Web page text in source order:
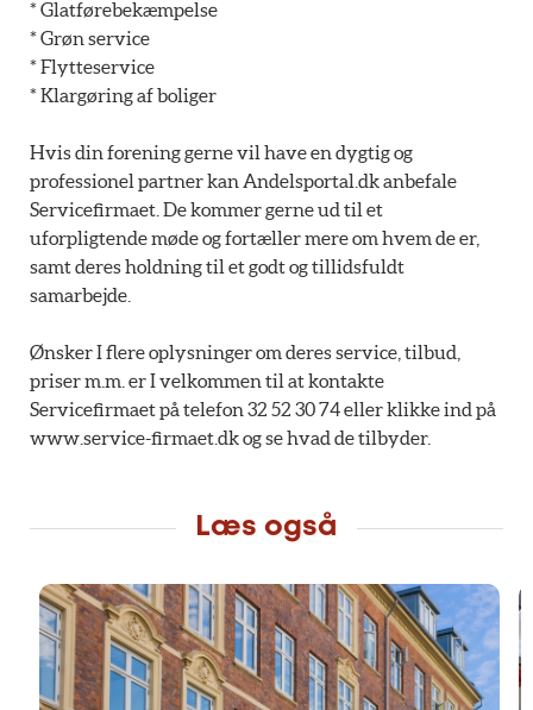
* Glatførebekæmpelse
* Grøn service
* Flytteservice
* Klargøring af boliger
Hvis din forening gerne vil have en dygtig og
professionel partner kan Andelsportal.dk anbefale
Servicefirmaet. De kommer gerne ud til et
uforpligtende møde og fortæller mere om hvem de er,
samt deres holdning til et godt og tillidsfuldt
samarbejde.
Ønsker I flere oplysninger om deres service, tilbud,
priser m.m. er I velkommen til at kontakte
Servicefirmaet på telefon 32 52 30 74 eller klikke ind på
www.service-firmaet.dk og se hvad de tilbyder.
Læs også